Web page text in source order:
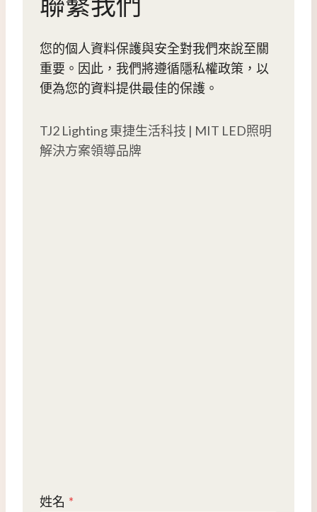
聯繫我們
您的個人資料保護與安全對我們來說至關
重要。因此，我們將遵循隱私權政策，以
便為您的資料提供最佳的保護。
TJ2 Lighting 東捷生活科技 | MIT LED照明
解決方案領導品牌
姓名 *